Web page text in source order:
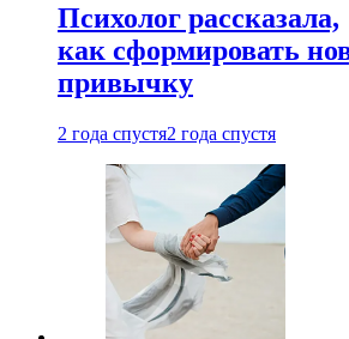
Психолог рассказала,
как сформировать
привычку
2 года спустя2 года спустя